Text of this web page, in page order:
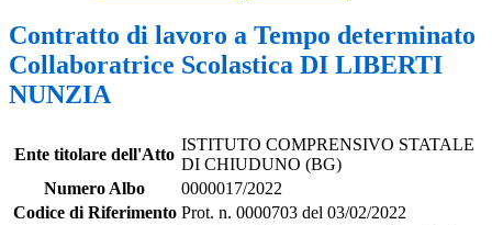
Contratto di lavoro a Tempo determinato
Collaboratrice Scolastica DI LIBERTI
NUNZIA
Ente titolare dell'Atto
ISTITUTO COMPRENSIVO STATALE
DI CHIUDUNO (BG)
Numero Albo
0000017/2022
Codice di Riferimento Prot. n. 0000703 del 03/02/2022